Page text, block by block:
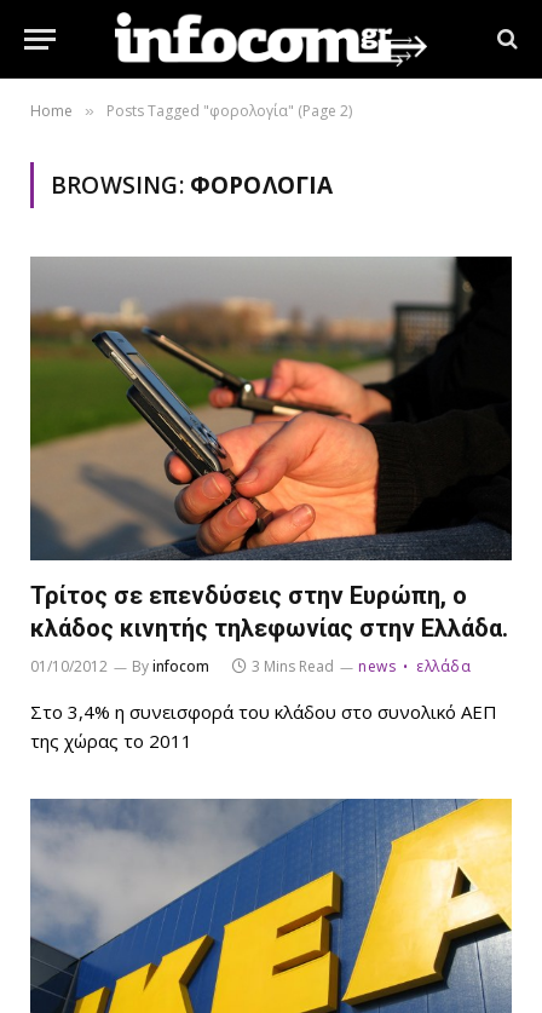
Home » Posts Tagged "φορολογία" (Page 2)
BROWSING: ΦΟΡΟΛΟΓΊΑ
Τρίτος σε επενδύσεις στην Ευρώπη, o
κλάδος κινητής τηλεφωνίας στην Ελλάδα.
01/10/2012 Byinfocom 3 Mins Read news ελλάδα
Στο 3,4% η συνεισφορά του κλάδου στο συνολικό ΑΕΠ
της χώρας το 2011